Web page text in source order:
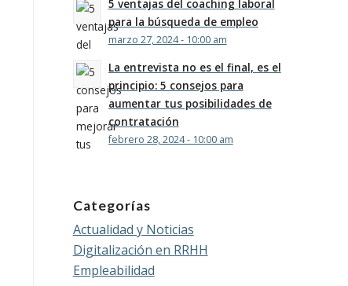
5 ventajas del coaching laboral
para la búsqueda de empleo
marzo 27, 2024 - 10:00 am
La entrevista no es el final, es el
principio: 5 consejos para
aumentar tus posibilidades de
contratación
febrero 28, 2024 - 10:00 am
Categorías
Actualidad y Noticias
Digitalización en RRHH
Empleabilidad